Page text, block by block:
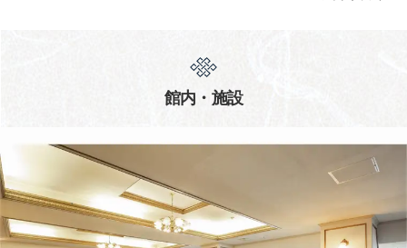
館内・施設